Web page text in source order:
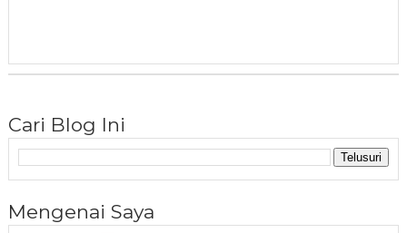
Cari Blog Ini
Mengenai Saya